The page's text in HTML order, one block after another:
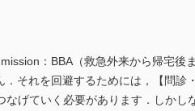
：BBA（救急外来から帰宅
それを回避するためには，【問
げていく必要があります．しか